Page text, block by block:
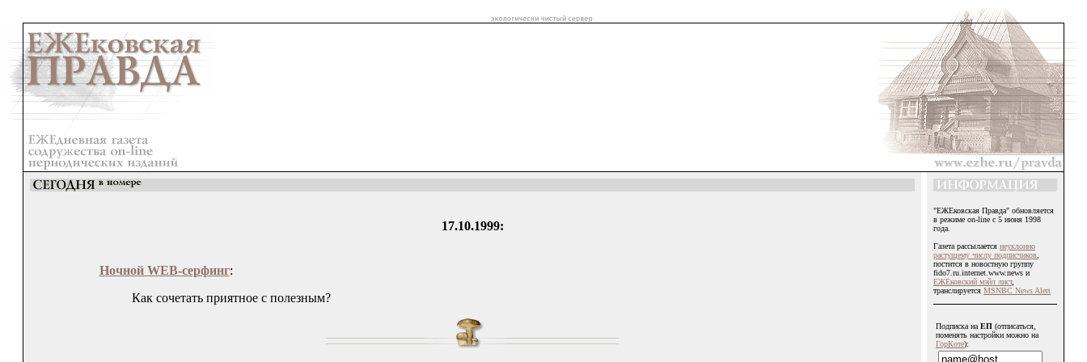
17.10.1999:
Ночной WEB-серфинг:
Как сочетать приятное с полезным?
"ЕЖЕковская Правда" обновляется
в режиме on-line с 5 июня 1998
года.
Газета рассылается неуклонно
растущему числу подписчиков
постится в новостную группу
fido7.ru.internet.www.news и
ЕЖЕковский мэйл лист,
транслируется MSNBC News Alert
Подписка на ЕП (отписаться,
поменять настройки можно на
ГорКоте):